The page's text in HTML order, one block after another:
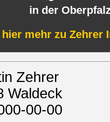
in der
mehr zu Zehrer
Zehrer
Waldeck
00-00